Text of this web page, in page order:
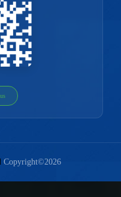
Copyright©2026